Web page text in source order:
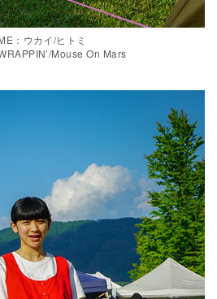
：ウカイ/ヒトミ
Mouse On Mars